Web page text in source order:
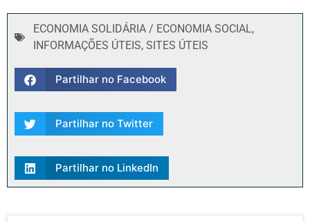
ECONOMIA SOLIDÁRIA / ECONOMIA SOCIAL,
INFORMAÇÕES ÚTEIS, SITES ÚTEIS
Partilhar no Facebook
Partilhar no Twitter
Partilhar no LinkedIn